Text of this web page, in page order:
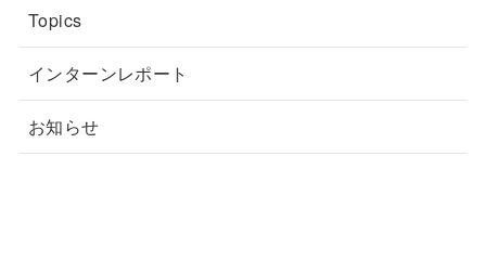
Topics
インターンレポート
お知らせ